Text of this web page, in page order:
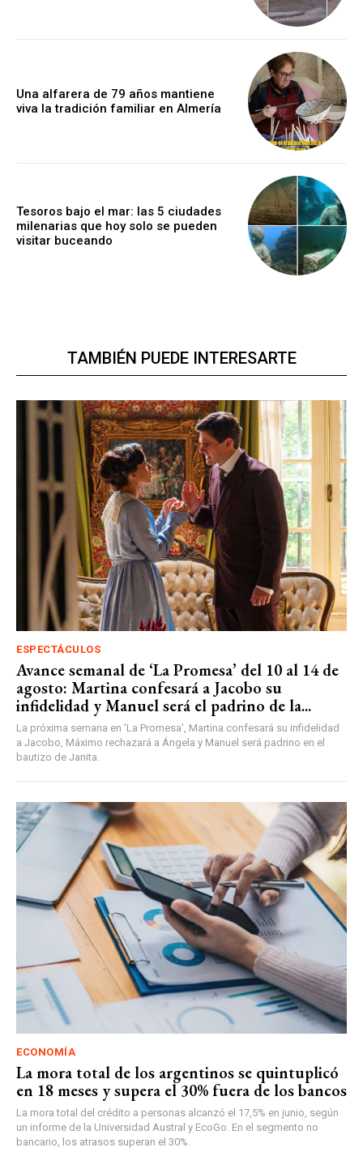
Una alfarera de 79 años mantiene
viva la tradición familiar en Almería
Tesoros bajo el mar: las 5 ciudades
milenarias que hoy solo se pueden
visitar buceando
TAMBIÉN PUEDE INTERESARTE
ESPECTÁCULOS
Avance semanal de ‘La Promesa’ del 10 al 14 de
agosto: Martina confesará a Jacobo su
infidelidad y Manuel será el padrino de la...
La próxima semana en 'La Promesa', Martina confesará su infidelidad
a Jacobo, Máximo rechazará a Ángela y Manuel será padrino en el
bautizo de Janita.
ECONOMÍA
La mora total de los argentinos se quintuplicó
en 18 meses y supera el 30% fuera de los bancos
La mora total del crédito a personas alcanzó el 17,5% en junio, según
un informe de la Universidad Austral y EcoGo. En el segmento no
bancario, los atrasos superan el 30%.